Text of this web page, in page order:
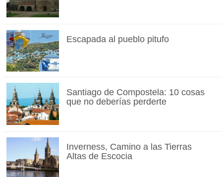
Escapada al pueblo pitufo
Santiago de Compostela: 10 cosas
que no deberías perderte
Inverness, Camino a las Tierras
Altas de Escocia